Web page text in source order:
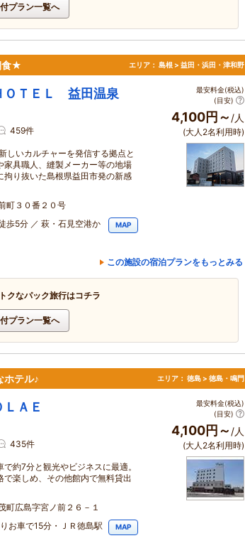
プラン一覧へ
食★ エリア： 島根 > 益田・浜田・津和野
ＴＥＬ 益田温泉
459件
しいカルチャーを発信する拠点と
家具職人、縫製メーカー等の地場
拘り抜いた島根県益田市発の新感
町３０番２０号
歩5分 ／ 萩・石見空港か
MAP
最安料金(税込)
(目安)
4,100円～ /人
(大人2名利用時)
この施設の宿泊プランをもっとみる
クなパック旅行はコチラ
プラン一覧へ
テル♪ エリア： 徳島 > 徳島・鳴門
ＡＥ
435件
約7分と観光やビジネスに最適。
で楽しめ、その他館内で無料貸出
町広島字宮ノ前２６－１
お車で15分・ＪＲ徳島駅
MAP
最安料金(税込)
(目安)
4,100円～/人
(大人2名利用時)